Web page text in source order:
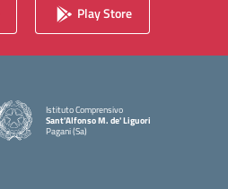
Play Store
Istituto Comprensivo
Sant'Alfonso M. de' Liguori
Pagani (Sa)
— Visita la pagina iniziale della scuola